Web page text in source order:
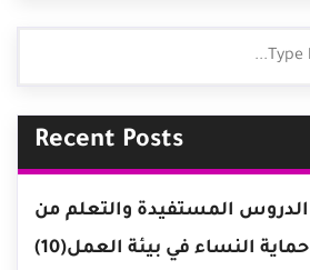
Recent Posts
الدروس المستفيدة والتعلم من
حماية النساء في بيئة العمل(10)